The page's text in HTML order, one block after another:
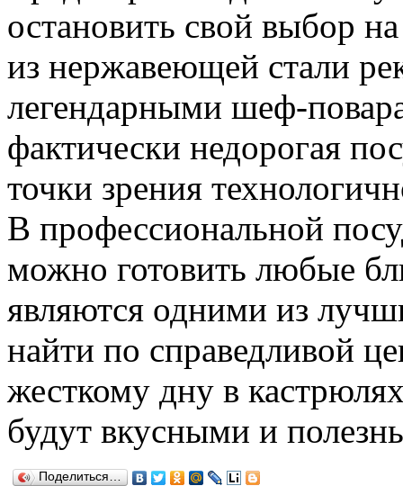
остановить свой выбор
из нержавеющей стали
легендарными шеф-
фактически недорогая
точки зрения
В профессиональной
можно готовить любые
являются одними из
найти по справедливой
жесткому дну в
будут вкусными и
Поделиться…